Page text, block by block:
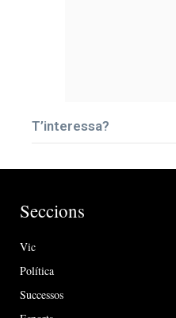
T’interessa?
Seccions
Vic
Política
Successos